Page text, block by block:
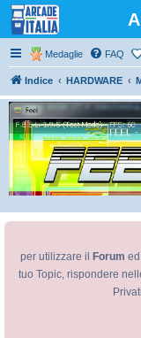
Medaglie FAQ
Indice HARDWARE
per utilizzare il
Forum
tuo Topic, rispondere